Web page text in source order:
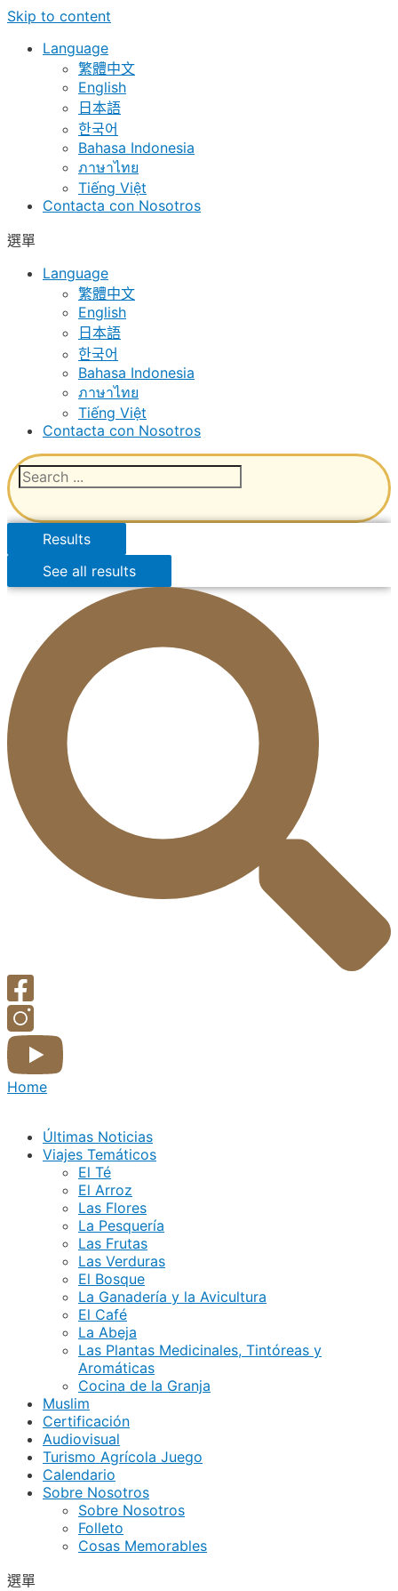
Skip to content
Language
繁體中文
English
日本語
한국어
Bahasa Indonesia
ภาษาไทย
Tiếng Việt
Contacta con Nosotros
選單
Language
繁體中文
English
日本語
한국어
Bahasa Indonesia
ภาษาไทย
Tiếng Việt
Contacta con Nosotros
Results
See all results
Home
Últimas Noticias
Viajes Temáticos
El Té
El Arroz
Las Flores
La Pesquería
Las Frutas
Las Verduras
El Bosque
La Ganadería y la Avicultura
El Café
La Abeja
Las Plantas Medicinales, Tintóreas y
Aromáticas
Cocina de la Granja
Muslim
Certificación
Audiovisual
Turismo Agrícola Juego
Calendario
Sobre Nosotros
Sobre Nosotros
Folleto
Cosas Memorables
選單